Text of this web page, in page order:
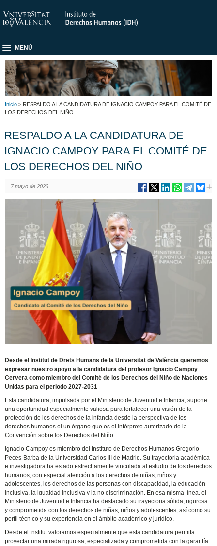
MENÚ
Inicio > RESPALDO A LA CANDIDATURA DE IGNACIO CAMPOY PARA EL COMITÉ DE
LOS DERECHOS DEL NIÑO
RESPALDO A LA CANDIDATURA DE
IGNACIO CAMPOY PARA EL COMITÉ DE
LOS DERECHOS DEL NIÑO
7 mayo de 2026
Desde el Institut de Drets Humans de la Universitat de València queremos
expresar nuestro apoyo a la candidatura del profesor Ignacio Campoy
Cervera como miembro del Comité de los Derechos del Niño de Naciones
Unidas para el periodo 2027-2031
Esta candidatura, impulsada por el Ministerio de Juventud e Infancia, supone
una oportunidad especialmente valiosa para fortalecer una visión de la
protección de los derechos de la infancia desde la perspectiva de los
derechos humanos el un órgano que es el intérprete autorizado de la
Convención sobre los Derechos del Niño.
Ignacio Campoy es miembro del Instituto de Derechos Humanos Gregorio
Peces-Barba de la Universidad Carlos III de Madrid. Su trayectoria académica
e investigadora ha estado estrechamente vinculada al estudio de los derechos
humanos, con especial atención a los derechos de niñas, niños y
adolescentes, los derechos de las personas con discapacidad, la educación
inclusiva, la igualdad inclusiva y la no discriminación. En esa misma línea, el
Ministerio de Juventud e Infancia ha destacado su trayectoria sólida, rigurosa
y comprometida con los derechos de niñas, niños y adolescentes, así como su
perfil técnico y su experiencia en el ámbito académico y jurídico.
Desde el Institut valoramos especialmente que esta candidatura permita
proyectar una mirada rigurosa, especializada y comprometida con la garantía